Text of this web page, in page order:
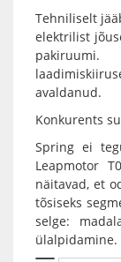
Tehniliselt
elektrilist
pakiruumi.
avaldanud.
Konkurents
Spring ei
Leapmotor
näitavad, et
tõsiseks
selge:
ülalpidamine.